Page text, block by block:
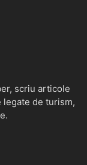
scriu articole
de turism,